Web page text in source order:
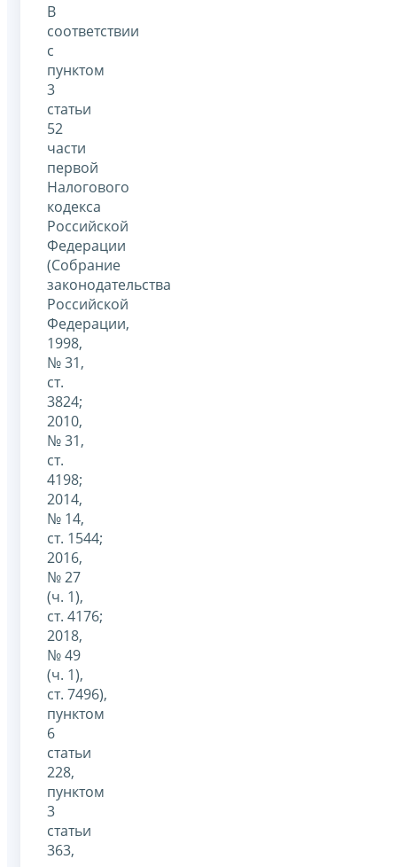
В
соответствии
с
пунктом
3
статьи
52
части
первой
Налогового
кодекса
Российской
Федерации
(Собрание
законодательства
Российской
Федерации,
1998,
№ 31,
ст.
3824;
2010,
№ 31,
ст.
4198;
2014,
№ 14,
ст. 1544;
2016,
№ 27
(ч. 1),
ст. 4176;
2018,
№ 49
(ч. 1),
ст. 7496),
пунктом
6
статьи
228,
пунктом
3
статьи
363,